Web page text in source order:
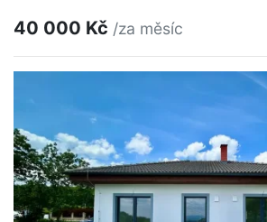
40 000 Kč /za měsíc